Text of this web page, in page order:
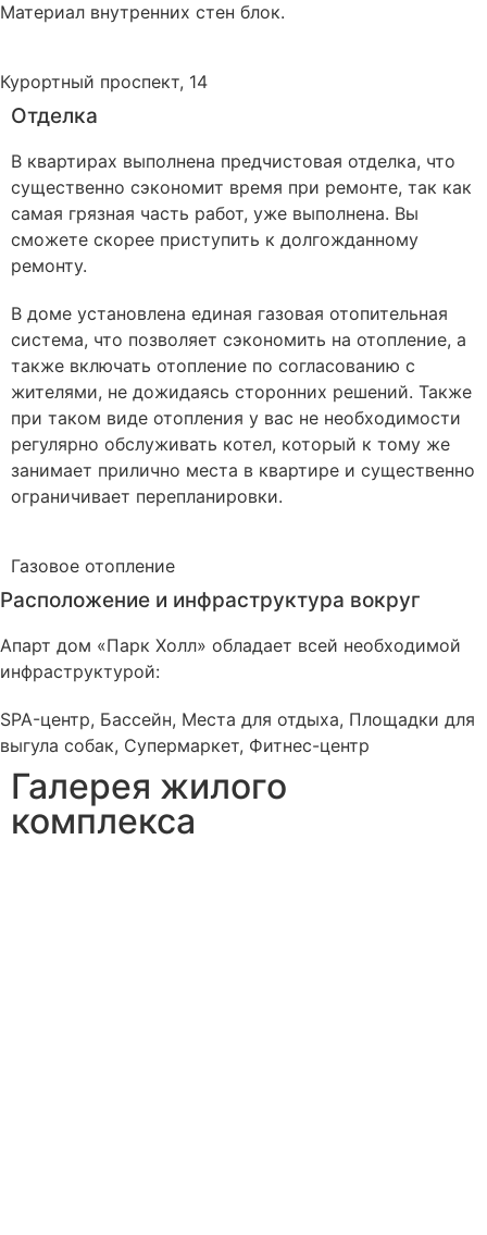
Материал внутренних стен блок.
Курортный проспект, 14
Газовое отопление
Отделка
В квартирах выполнена предчистовая отделка, что
существенно сэкономит время при ремонте, так как
самая грязная часть работ, уже выполнена. Вы
сможете скорее приступить к долгожданному
ремонту.
В доме установлена единая газовая отопительная
система, что позволяет сэкономить на отопление, а
также включать отопление по согласованию с
жителями, не дожидаясь сторонних решений. Также
при таком виде отопления у вас не необходимости
регулярно обслуживать котел, который к тому же
занимает прилично места в квартире и существенно
ограничивает перепланировки.
Расположение и инфраструктура вокруг
Апарт дом «Парк Холл» обладает всей необходимой
инфраструктурой:
SPA-центр, Бассейн, Места для отдыха, Площадки для
выгула собак, Супермаркет, Фитнес-центр
Галерея жилого
комплекса